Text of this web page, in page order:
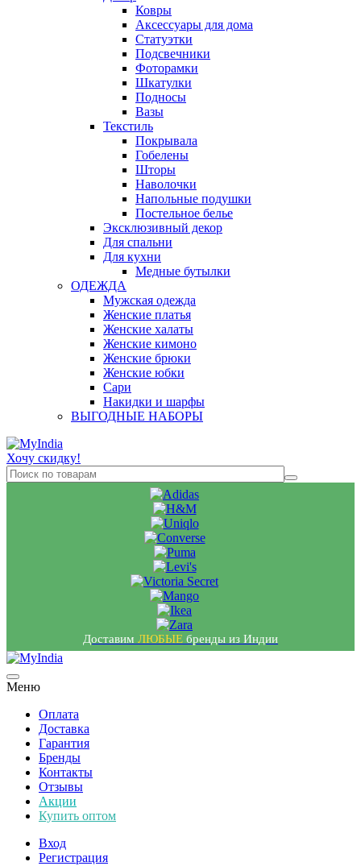
Ковры
Аксессуары для дома
Статуэтки
Подсвечники
Фоторамки
Шкатулки
Подносы
Вазы
Текстиль
Покрывала
Гобелены
Шторы
Наволочки
Напольные подушки
Постельное белье
Эксклюзивный декор
Для спальни
Для кухни
Медные бутылки
ОДЕЖДА
Мужская одежда
Женские платья
Женские халаты
Женские кимоно
Женские брюки
Женские юбки
Сари
Накидки и шарфы
ВЫГОДНЫЕ НАБОРЫ
Хочу скидку!
Доставим ЛЮБЫЕ бренды из Индии
Меню
Оплата
Доставка
Гарантия
Бренды
Контакты
Отзывы
Акции
Купить оптом
Вход
Регистрация